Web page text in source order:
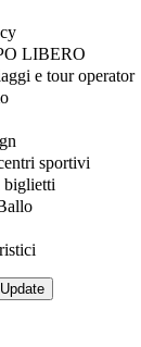
LIBERO
e tour operator
sportivi
biglietti